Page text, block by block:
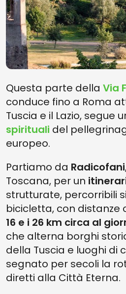
Questa parte della Via
conduce fino a Roma
Tuscia e il Lazio, segue
spirituali del
europeo.
Partiamo da Radicofani
Toscana, per un
strutturate, percorribili
bicicletta, con distanze
16 e i 26 km circa al
che alterna borghi
della Tuscia e luoghi di
segnato per secoli la
diretti alla Città Eterna.